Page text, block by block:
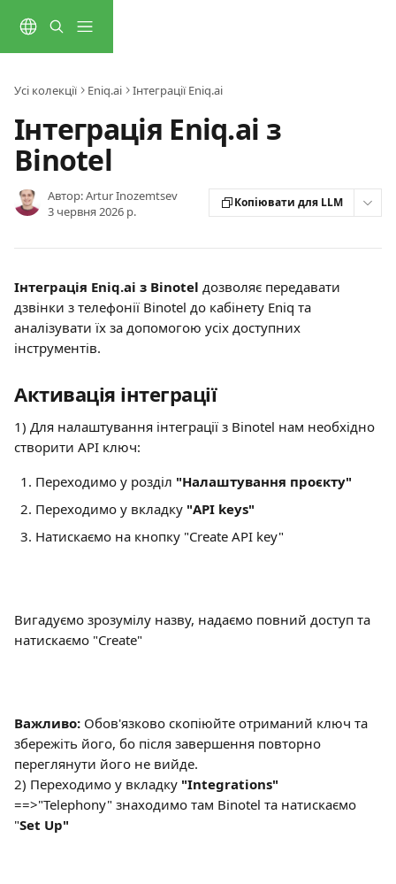
Усі колекції Eniq.ai Інтеграції Eniq.ai
Інтеграція Eniq.ai з
Binotel
Автор:Artur Inozemtsev
3 червня 2026 р.
Копіювати для LLM
Інтеграція Eniq.ai з Binotel дозволяє передавати
дзвінки з телефонії Binotel до кабінету Eniq та
аналізувати їх за допомогою усіх доступних
інструментів.
Активація інтеграції
1) Для налаштування інтеграції з Binotel нам необхідно
створити API ключ:
Переходимо у розділ "Налаштування проєкту"
Переходимо у вкладку "API keys"
Натискаємо на кнопку "Create API key"
Вигадуємо зрозумілу назву, надаємо повний доступ та
натискаємо "Create"
Важливо: Обов'язково скопіюйте отриманий ключ та
збережіть його, бо після завершення повторно
переглянути його не вийде.
2) Переходимо у вкладку "Integrations"
==>"Telephony" знаходимо там Binotel та натискаємо
"Set Up"